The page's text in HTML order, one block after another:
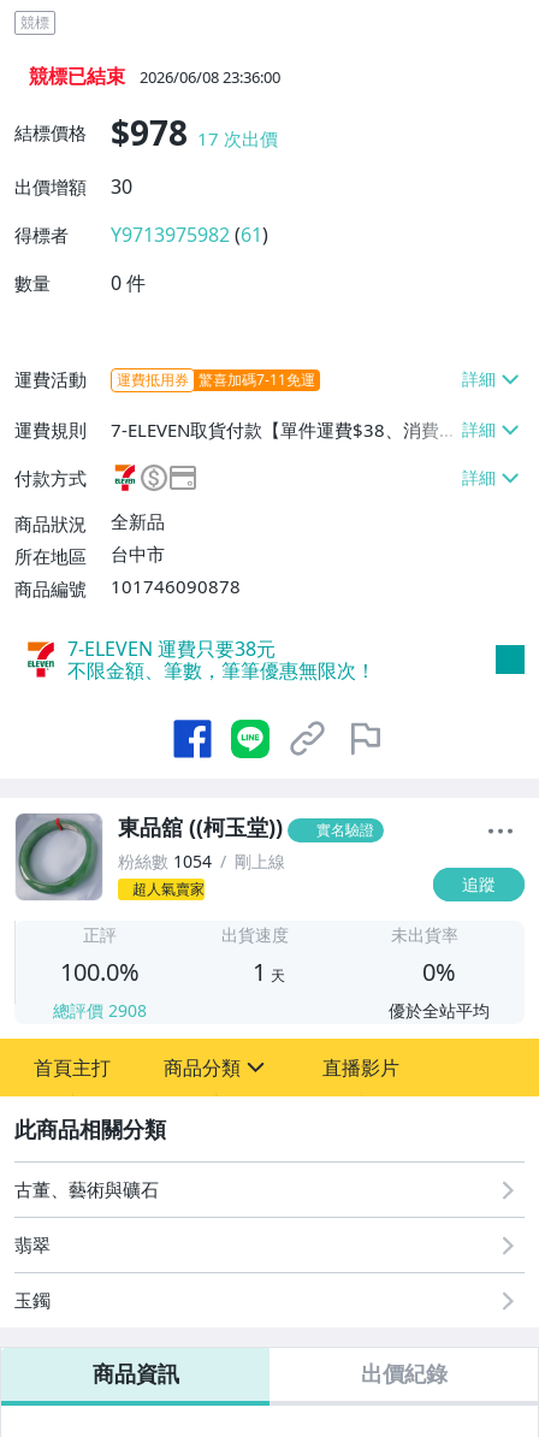
競標
競標已結束 2026/06/08 23:36:00
結標價格 $978 17 次出價
出價增額
30
得標者 Y9713975982(61)
數量 0件
運費活動 運費抵用券 驚喜加碼7-11免運
運費規則
7-ELEVEN取貨付款【單件運費$38、消費滿
$15000免運費】、宅配/貨運【單件運費$1
00、滿30件或消費滿$20000免運費】、面
交/自取/不寄送【免運費】
付款方式
商品狀況
全新品
所在地區
台中市
商品編號
101746090878
7-ELEVEN 運費只要38元
不限金額、筆數，筆筆優惠無限次！
東品舘 ((柯玉堂)) 實名驗證
粉絲數 1054 剛上線
超人氣賣家 追蹤
正評
100.0%
總評價 2908
出貨速度
1 天
未出貨率
0%
優於全站平均
首頁主打 商品分類
古董、藝術與礦石
手錶與飾品配件
直播影片
古董、藝術與礦石
翡翠
玉鐲
商品資訊 出價紀錄